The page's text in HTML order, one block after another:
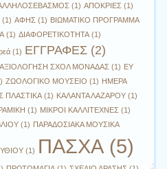
(1) ΑΠΟΚΡΙΕΣ (1)
(1) ΑΦΗΣ (1) ΒΙΩΜΑΤΙΚΟ ΠΡΟΓΡΑΜΜΑ
(1) ΔΙΑΦΟΡΕΤΙΚΟΤΗΤΑ (1)
(1) ΕΓΓΡΑΦΕΣ (2)
ΑΞΙΟΛΟΓΗΣΗ ΣΧΟΛ ΜΟΝΑΔΑΣ (1) ΕΥ
ΖΩΟΛΟΓΙΚΟ ΜΟΥΣΕΙΟ (1) ΗΜΕΡΑ
ΠΛΑΣΤΙΚΑ (1) ΚΑΛΑΝΤΑ ΛΑΖΑΡΟΥ (1)
(1) ΜΙΚΡΟΙ ΚΑΛΛΙΤΕΧΝΕΣ (1)
(1) ΠΑΡΑΔΟΣΙΑΚΑ ΜΟΥΣΙΚΑ
(1) ΠΑΣΧΑ (5)